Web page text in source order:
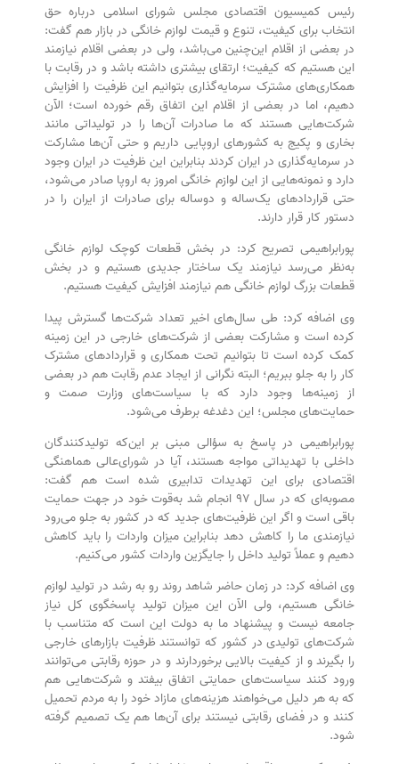
رئیس کمیسیون اقتصادی مجلس شورای اسلامی درباره حق
انتخاب برای کیفیت، تنوع و قیمت لوازم خانگی در بازار هم گفت:
در بعضی از اقلام این‌چنین می‌باشد، ولی در بعضی اقلام نیازمند
این هستیم که کیفیت؛ ارتقای بیشتری داشته باشد و در رقابت با
همکاری‌های مشترک سرمایه‌گذاری بتوانیم این ظرفیت را افزایش
دهیم، اما در بعضی از اقلام این اتفاق رقم خورده است؛ الآن
شرکت‌هایی هستند که ما صادرات آن‌ها را در تولیداتی مانند
بخاری و پکیج به کشور‌های اروپایی داریم و حتی آن‌ها مشارکت
در سرمایه‌گذاری در ایران کردند بنابراین این ظرفیت در ایران وجود
دارد و نمونه‌هایی از این لوازم خانگی امروز به اروپا صادر می‌شود،
حتی قرارداد‌های یک‌ساله و دوساله برای صادرات از ایران را در
دستور کار قرار دارند.
پورابراهیمی تصریح کرد: در بخش قطعات کوچک لوازم خانگی
به‌نظر می‌رسد نیازمند یک ساختار جدیدی هستیم و در بخش
قطعات بزرگ لوازم خانگی هم نیازمند افزایش کیفیت هستیم.
وی اضافه کرد: طی سال‌های اخیر تعداد شرکت‌ها گسترش پیدا
کرده است و مشارکت بعضی از شرکت‌های خارجی در این زمینه
کمک کرده است تا بتوانیم تحت همکاری و قرارداد‌های مشترک
کار را به جلو ببریم؛ البته نگرانی از ایجاد عدم رقابت هم در بعضی
از زمینه‌ها وجود دارد که با سیاست‌های وزارت صمت و
حمایت‌های مجلس؛ این دغدغه برطرف می‌شود.
پورابراهیمی در پاسخ به سؤالی مبنی بر این‌که تولیدکنندگان
داخلی با تهدیداتی مواجه هستند، آیا در شورای‌عالی هماهنگی
اقتصادی برای این تهدیدات تدابیری شده است هم گفت:
مصوبه‌ای که در سال ۹۷ انجام شد به‌قوت خود در جهت حمایت
باقی است و اگر این ظرفیت‌های جدید که در کشور به جلو می‌رود
نیازمندی ما را کاهش دهد بنابراین میزان واردات را باید کاهش
دهیم و عملاً تولید داخل را جایگزین واردات کشور می‌کنیم.
وی اضافه کرد: در زمان حاضر شاهد روند رو به رشد در تولید لوازم
خانگی هستیم، ولی الآن این میزان تولید پاسخگوی کل نیاز
جامعه نیست و پیشنهاد ما به دولت این است که متناسب با
شرکت‌های تولیدی در کشور که توانستند ظرفیت بازار‌های خارجی
را بگیرند و از کیفیت بالایی برخوردارند و در حوزه رقابتی می‌توانند
ورود کنند سیاست‌های حمایتی اتفاق بیفتد و شرکت‌هایی هم
که به هر دلیل می‌خواهند هزینه‌های مازاد خود را به مردم تحمیل
کنند و در فضای رقابتی نیستند برای آن‌ها هم یک تصمیم گرفته
شود.